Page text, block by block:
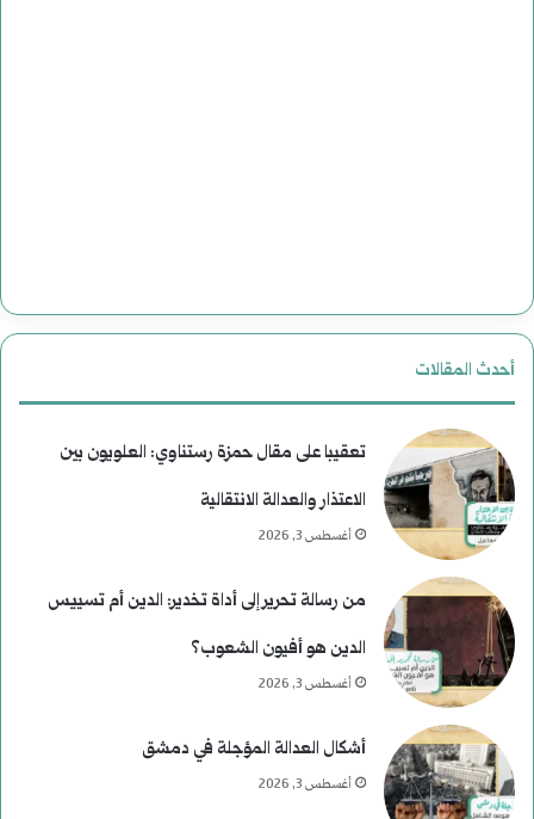
أحدث المقالات
تعقيبا على مقال حمزة رستناوي: العلويون بين
الاعتذار والعدالة الانتقالية
أغسطس 3, 2026
من رسالة تحرير إلى أداة تخدير: الدين أم تسييس
الدين هو أفيون الشعوب؟
أغسطس 3, 2026
أشكال العدالة المؤجلة في دمشق
أغسطس 3, 2026